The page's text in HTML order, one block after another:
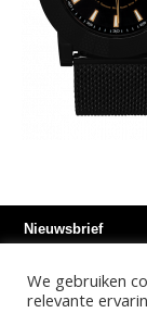
Nieuwsbrief
Instagram
We gebruiken
relevante